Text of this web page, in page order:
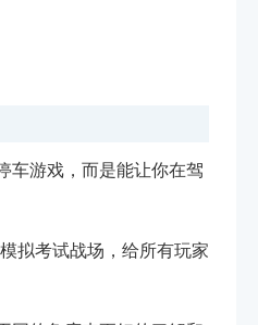
车游戏，而是能让你在驾
拟考试战场，给所有玩家